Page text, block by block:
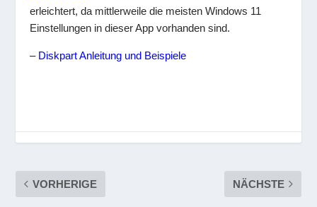
erleichtert, da mittlerweile die meisten Windows 11
Einstellungen in dieser App vorhanden sind.
– Diskpart Anleitung und Beispiele
VORHERIGE NÄCHSTE